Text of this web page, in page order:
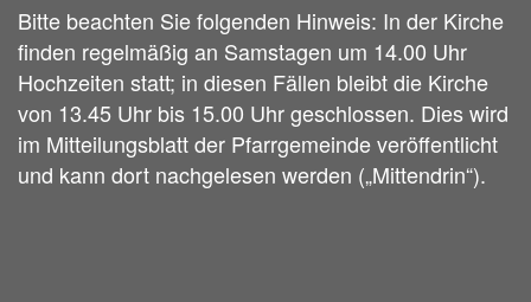
Bitte beachten Sie folgenden Hinweis: In der Kirche
finden regelmäßig an Samstagen um 14.00 Uhr
Hochzeiten statt; in diesen Fällen bleibt die Kirche
von 13.45 Uhr bis 15.00 Uhr geschlossen. Dies wird
im Mitteilungsblatt der Pfarrgemeinde veröffentlicht
und kann dort nachgelesen werden („Mittendrin“).